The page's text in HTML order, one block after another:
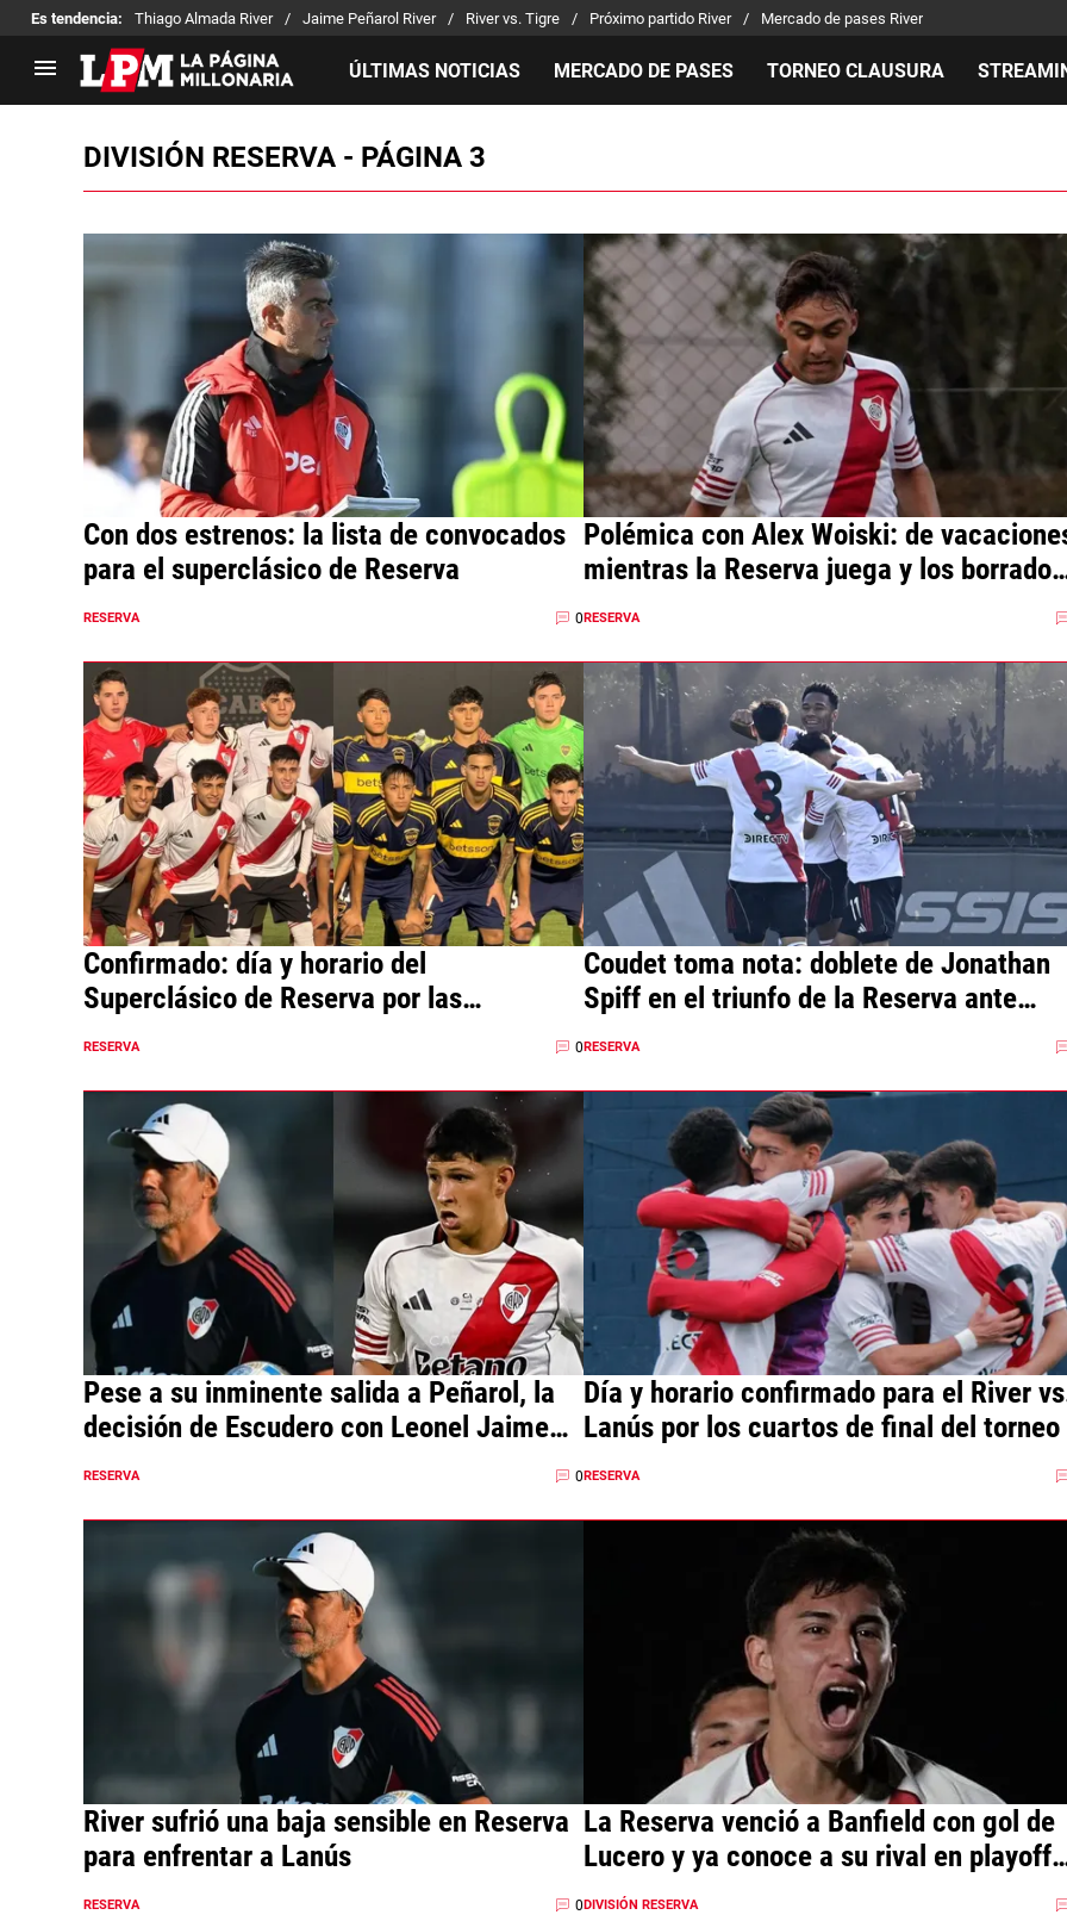
Es tendencia: Thiago Almada River Jaime Peñarol River River vs. Tigre Próximo partido River Mercado de pases River
ÚLTIMAS NOTICIAS MERCADO DE PASES TORNEO CLAUSURA
LIGA PROFESIONAL
Fixture
Reserva
TORNEOS
Juanfer Quintero
Chacho Coudet
Ex River
Hinchas
Los goles de River
Entrevistas
Códigos
DIVISIÓN RESERVA - PÁGINA 3
Con dos estrenos: la lista de convocados
para el superclásico de Reserva
RESERVA 0
Polémica con Alex Woiski: de
mientras la Reserva juega y los borrados
entrenan
RESERVA
Confirmado: día y horario del
Superclásico de Reserva por las
semifinales
RESERVA 0
Coudet toma nota: doblete de Jonathan
Spiff en el triunfo de la Reserva ante
Lanús
RESERVA
Pese a su inminente salida a Peñarol, la
decisión de Escudero con Leonel Jaime
en Reserva
RESERVA 0
Día y horario confirmado para el River
Lanús por los cuartos de final del torneo
RESERVA
River sufrió una baja sensible en Reserva
para enfrentar a Lanús
RESERVA 0
La Reserva venció a Banfield con gol de
Lucero y ya conoce a su rival en
cuál será
DIVISIÓN RESERVA